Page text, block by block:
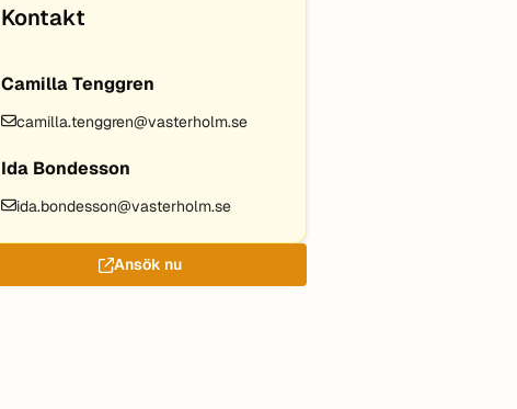
Kontakt
Camilla Tenggren
camilla.tenggren@vasterholm.se
Ida Bondesson
ida.bondesson@vasterholm.se
Ansök nu